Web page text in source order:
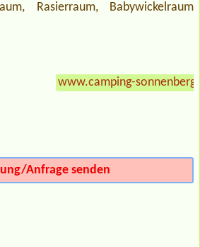
Rasierraum, Babywickelraum
www.camping-
Anfrage senden